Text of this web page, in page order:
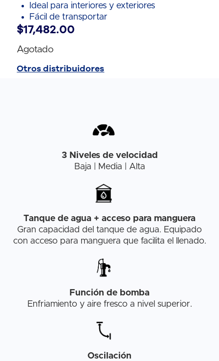
Ideal para interiores y exteriores
Fácil de transportar
$17,482.00
Agotado
Otros distribuidores
3 Niveles de velocidad
Baja | Media | Alta
Tanque de agua + acceso para manguera
Gran capacidad del tanque de agua. Equipado
con acceso para manguera que facilita el llenado.
Función de bomba
Enfriamiento y aire fresco a nivel superior.
Oscilación